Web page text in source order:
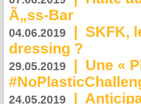
Ã„ss-Bar
04.06.2019 | SKFK,
dressing ?
29.05.2019 | Une «
24.05.2019 |